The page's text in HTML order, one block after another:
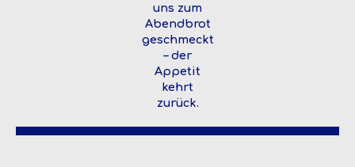
uns zum
Abendbrot
geschmeckt
– der
Appetit
kehrt
zurück.